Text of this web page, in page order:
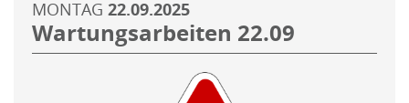
MONTAG 22.09.2025
Wartungsarbeiten 22.09